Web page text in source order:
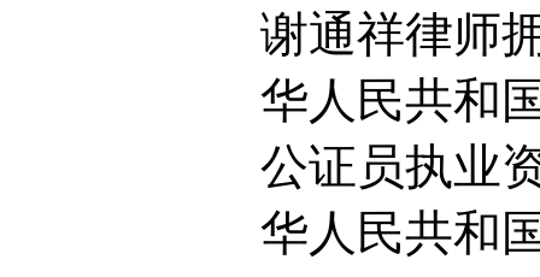
谢通祥律师
华人民共和
公证员执业
华人民共和